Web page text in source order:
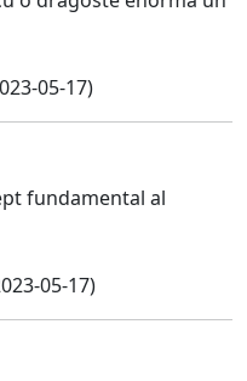
05-17)
fundamental al
05-17)